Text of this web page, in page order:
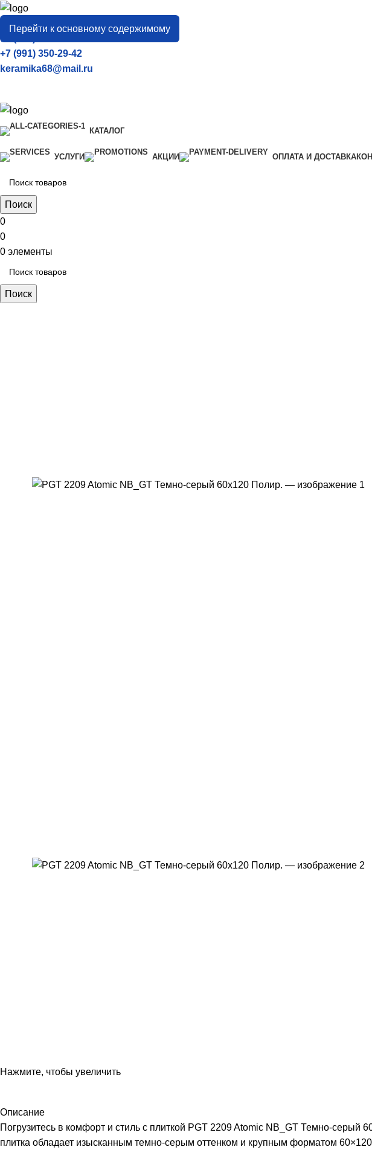
Перейти к основному содержимому
город
Тамбов
+7 (906) 657-33-54
+7 (991) 350-29-42
keramika68@mail.ru
КАТАЛОГ
УСЛУГИ АКЦИИ ОПЛАТА И ДОСТАВКА
Поиск
0
0
0 элементы
Поиск
Нажмите, чтобы увеличить
Описание
Погрузитесь в комфорт и стиль с плиткой PGT 2209 Atomic NB_GT Темно-
плитка обладает изысканным темно-серым оттенком и крупным форматом